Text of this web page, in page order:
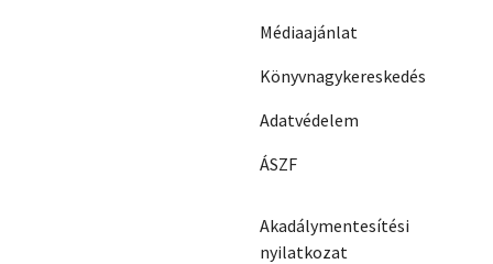
Médiaajánlat
Könyvnagykereskedés
Adatvédelem
ÁSZF
Akadálymentesítési
nyilatkozat